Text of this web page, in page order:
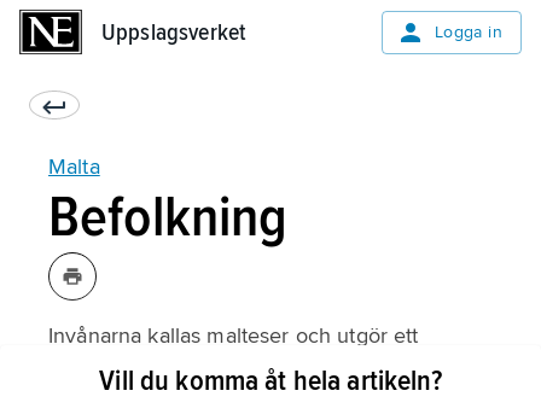
Uppslagsverket Logga in
Malta
Befolkning
Invånarna kallas malteser och utgör ett
blandfolk med inslag av främst araber och
Vill du komma åt hela artikeln?